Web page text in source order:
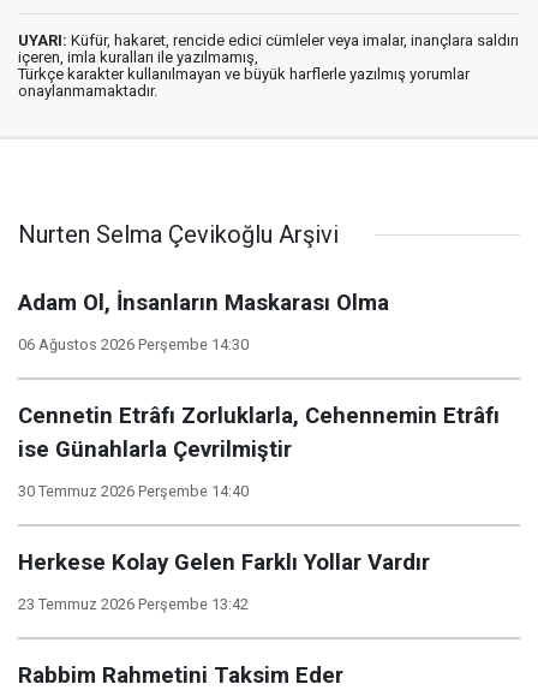
UYARI: Küfür, hakaret, rencide edici cümleler veya imalar, inançlara saldırı
içeren, imla kuralları ile yazılmamış,
Türkçe karakter kullanılmayan ve büyük harflerle yazılmış yorumlar
onaylanmamaktadır.
Nurten Selma Çevikoğlu Arşivi
Adam Ol, İnsanların Maskarası Olma
06 Ağustos 2026 Perşembe 14:30
Cennetin Etrâfı Zorluklarla, Cehennemin Etrâfı
ise Günahlarla Çevrilmiştir
30 Temmuz 2026 Perşembe 14:40
Herkese Kolay Gelen Farklı Yollar Vardır
23 Temmuz 2026 Perşembe 13:42
Rabbim Rahmetini Taksim Eder